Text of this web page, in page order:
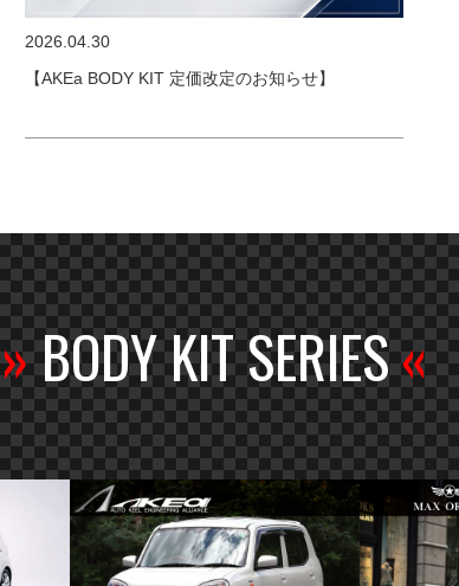
2026.04.30
【AKEa BODY KIT 定価改定のお知らせ】
»BODY KIT SERIES«